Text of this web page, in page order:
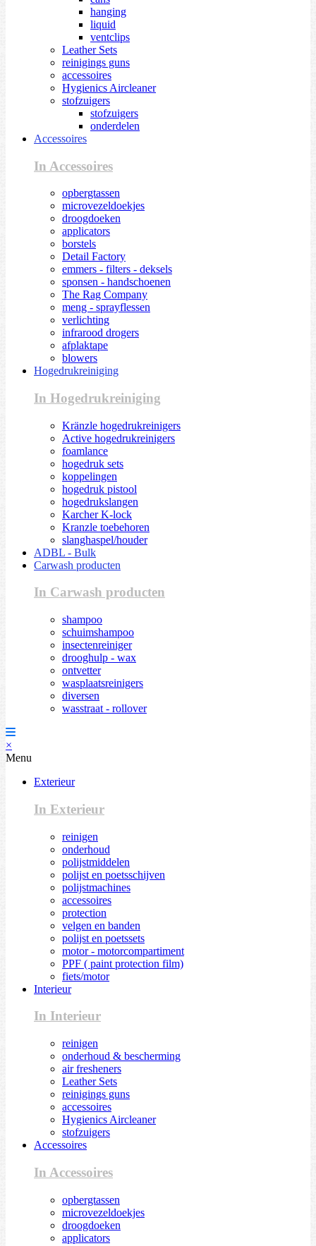
hanging
liquid
ventclips
Leather Sets
reinigings guns
accessoires
Hygienics Aircleaner
stofzuigers
stofzuigers
onderdelen
Accessoires
In Accessoires
opbergtassen
microvezeldoekjes
droogdoeken
applicators
borstels
Detail Factory
emmers - filters - deksels
sponsen - handschoenen
The Rag Company
meng - sprayflessen
verlichting
infrarood drogers
afplaktape
blowers
Hogedrukreiniging
In Hogedrukreiniging
Kränzle hogedrukreinigers
Active hogedrukreinigers
foamlance
hogedruk sets
koppelingen
hogedruk pistool
hogedrukslangen
Karcher K-lock
Kranzle toebehoren
slanghaspel/houder
ADBL - Bulk
Carwash producten
In Carwash producten
shampoo
schuimshampoo
insectenreiniger
drooghulp - wax
ontvetter
wasplaatsreinigers
diversen
wasstraat - rollover
×
Menu
Exterieur
In Exterieur
reinigen
onderhoud
polijstmiddelen
polijst en poetsschijven
polijstmachines
accessoires
protection
velgen en banden
polijst en poetssets
motor - motorcompartiment
PPF ( paint protection film)
fiets/motor
Interieur
In Interieur
reinigen
onderhoud & bescherming
air fresheners
Leather Sets
reinigings guns
accessoires
Hygienics Aircleaner
stofzuigers
Accessoires
In Accessoires
opbergtassen
microvezeldoekjes
droogdoeken
applicators